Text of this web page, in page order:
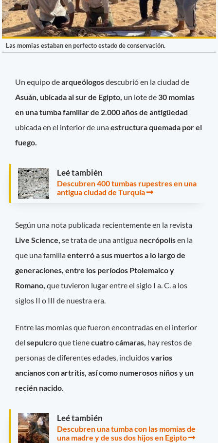
Las momias estaban en perfecto estado de conservación.
Un equipo dearqueólogosdescubrió en la ciudad de
Asuán, ubicada al sur de Egipto, un lote de 30 momias
en una tumba familiar de 2.000 años de antigüedad
ubicada en el interior de unaestructura quemada por el
fuego.
Leé también
Descubren 400 tumbas rupestres en una
antigua ciudad de Turquía
Según una nota publicada recientemente en la revista
Live Science, se trata de una antigua necrópolisen la
que una familiaenterró a sus muertos a lo largo de
generaciones, entre los períodos Ptolemaico y
Romano, que tuvieron lugar entre el siglo I a. C. a los
siglos II o III de nuestra era.
Entre las momias que fueron encontradas en el interior
delsepulcroque tienecuatro cámaras, hay restos de
personas de diferentes edades, incluidosvarios
ancianos con artritis, así como numerosos niños y un
recién nacido.
Leé también
Descubren una tumba con las momias de
una madre y de sus dos hijos en Egipto